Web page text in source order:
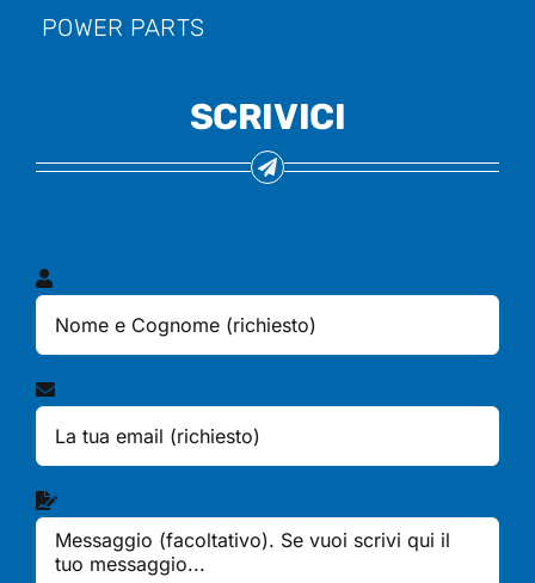
POWER PARTS
SCRIVICI